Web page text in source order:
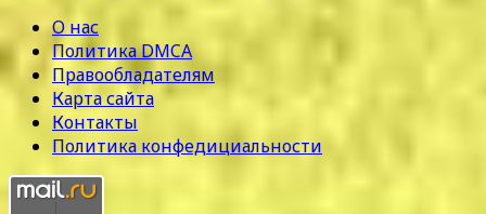
О нас
Политика DMCA
Правообладателям
Карта сайта
Контакты
Политика конфедициальности